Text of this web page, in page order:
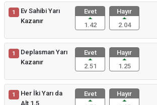
1
Ev Sahibi Yarı
Kazanır
Evet
1.42
Hayır
2.04
1
Deplasman Yarı
Kazanır
Evet
2.51
Hayır
1.25
1
Her İki Yarı da
Alt 1.5
Evet
Hayır